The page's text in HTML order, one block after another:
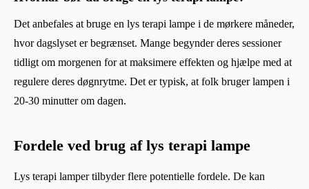
Det anbefales at bruge en lys terapi lampe i de mørkere måneder,
hvor dagslyset er begrænset. Mange begynder deres sessioner
tidligt om morgenen for at maksimere effekten og hjælpe med at
regulere deres døgnrytme. Det er typisk, at folk bruger lampen i
20-30 minutter om dagen.
Fordele ved brug af lys terapi lampe
Lys terapi lamper tilbyder flere potentielle fordele. De kan